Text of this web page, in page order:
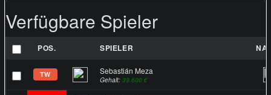
Verfügbare Spieler
POS. SPIELER
TW Sebastián Meza
Gehalt: 39.600 €